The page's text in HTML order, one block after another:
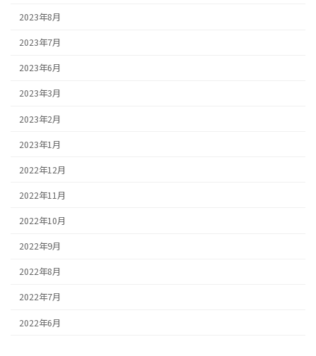
2023年8月
2023年7月
2023年6月
2023年3月
2023年2月
2023年1月
2022年12月
2022年11月
2022年10月
2022年9月
2022年8月
2022年7月
2022年6月